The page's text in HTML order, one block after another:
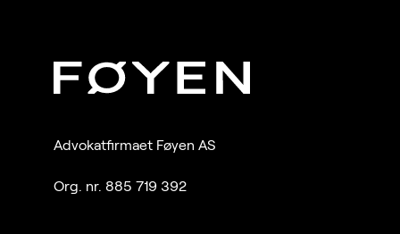
Advokatfirmaet Føyen AS
Org. nr. 885 719 392